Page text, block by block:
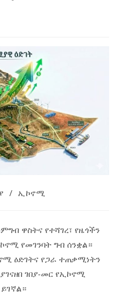
/ ኢኮኖሚ
ዋስትና የተሻገረ፣ የዜጎችን
የመገንባት ግብ ሰንቋል።
ዕድገትና የጋራ ተጠቃሚነትን
ገበያ-መር የኢኮኖሚ